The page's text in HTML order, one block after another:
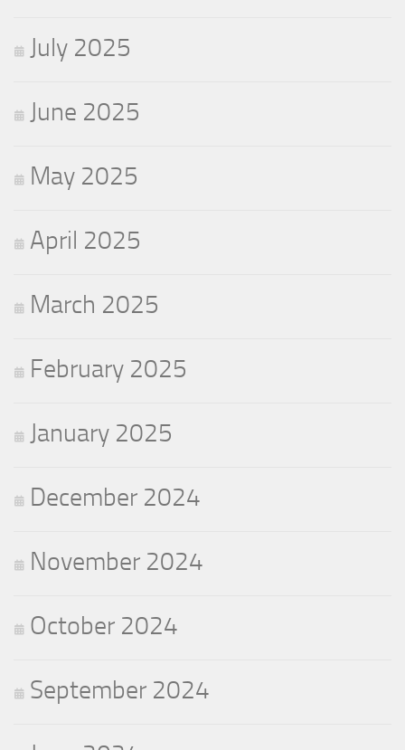
July 2025
June 2025
May 2025
April 2025
March 2025
February 2025
January 2025
December 2024
November 2024
October 2024
September 2024